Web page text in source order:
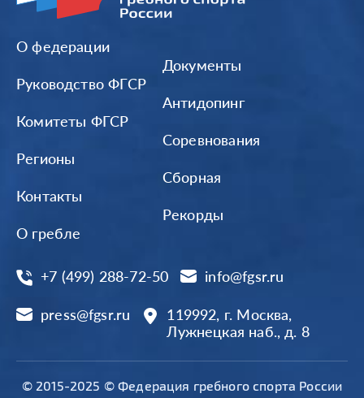
О федерации
Руководство ФГСР
Комитеты ФГСР
Регионы
Контакты
О гребле
Документы
Антидопинг
Соревнования
Сборная
Рекорды
+7 (499) 288-72-50 info@fgsr.ru
press@fgsr.ru
119992, г. Москва,
Лужнецкая наб., д. 8
© 2015-2025 © Федерация гребного спорта России